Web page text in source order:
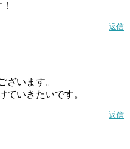
返信
ざいます。
ていきたいです。
返信